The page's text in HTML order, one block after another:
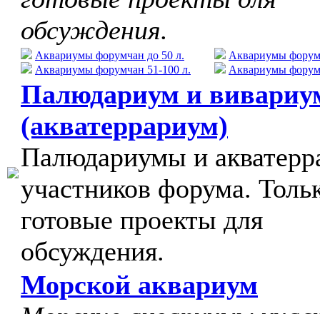
обсуждения.
Аквариумы форумчан до 50 л.
Аквариумы форумчан 51-100 л.
Аквариумы
Аквариумы
Палюдариум и
(акватеррариум)
Палюдариумы и
участников форума.
готовые проекты для
обсуждения.
Морской аквариум